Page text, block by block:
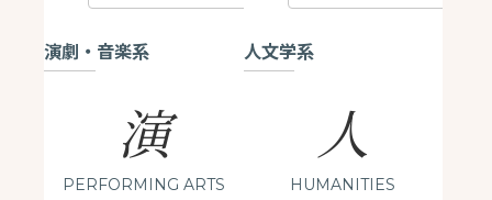
演劇・音楽系
演
PERFORMING ARTS
人文学系
人
HUMANITIES